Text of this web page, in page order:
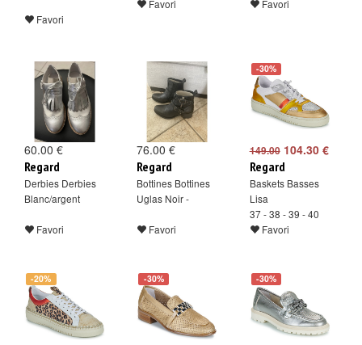
Favori
Favori
Favori
60.00 €
Regard
Derbies Derbies
Blanc/argent
Favori
76.00 €
Regard
Bottines Bottines
Uglas Noir -
Favori
-30%
149.00104.30 €
Regard
Baskets Basses
Lisa
37 - 38 - 39 - 40
Favori
-20% -30% -30%